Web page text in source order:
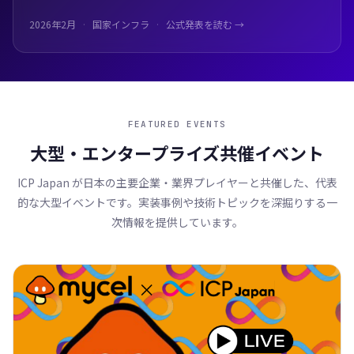
2026年2月 国家インフラ 公式発表を読む →
FEATURED EVENTS
大型・エンタープライズ共催イベント
ICP Japan が日本の主要企業・業界プレイヤーと共催した、代表
的な大型イベントです。実装事例や技術トピックを深掘りする一
次情報を提供しています。